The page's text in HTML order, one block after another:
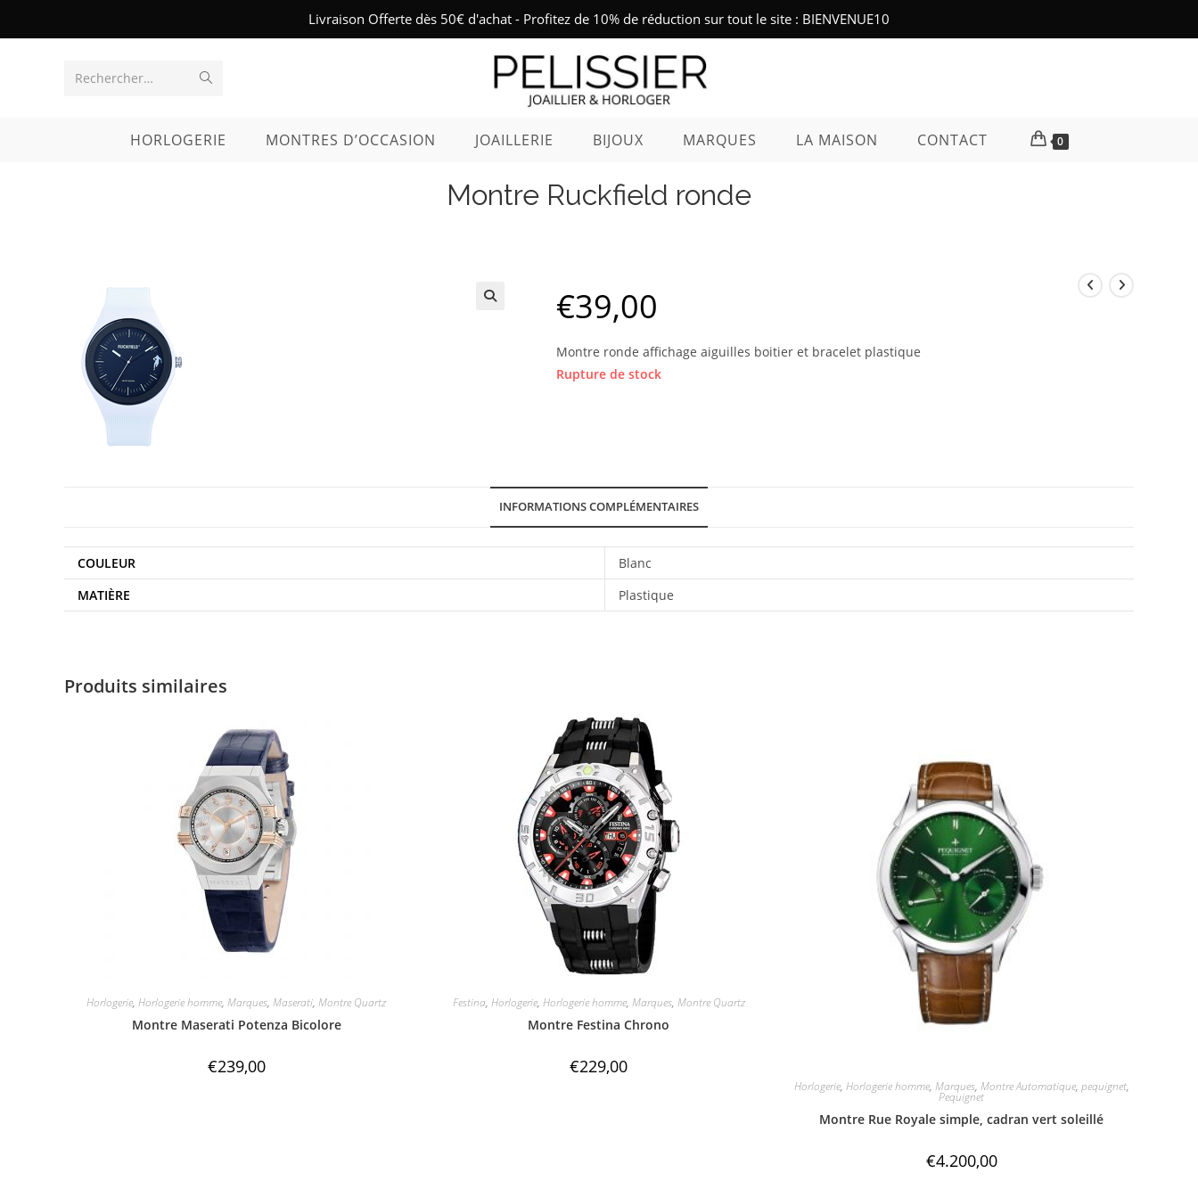
Livraison Offerte dès 50€ d'achat - Profitez de 10% de réduction sur tout le site : BIENVENUE10
Rechercher…
recherche
HORLOGERIE MONTRES D’OCCASION JOAILLERIE BIJOUX MARQUES LA MAISON CONTACT 0
Montre Ruckfield ronde
€39,00
Montre ronde affichage aiguilles boitier et bracelet plastique
Rupture de stock
INFORMATIONS COMPLÉMENTAIRES
COULEUR
Blanc
MATIÈRE
Plastique
Produits similaires
Horlogerie,Horlogerie homme,Marques,Maserati,Montre Quartz
Montre Maserati Potenza Bicolore
€239,00
Festina, Horlogerie, Horlogerie homme, Marques, Montre Quartz
Montre Festina Chrono
€229,00
Horlogerie, Horlogerie homme, Marques, Montre Automatique, pequignet,
Pequignet
Montre Rue Royale simple, cadran vert soleillé
€4.200,00